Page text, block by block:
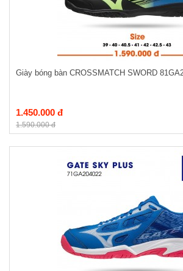
Giày bóng bàn CROSSMATCH SWORD
1.450.000 đ
1.590.000 đ